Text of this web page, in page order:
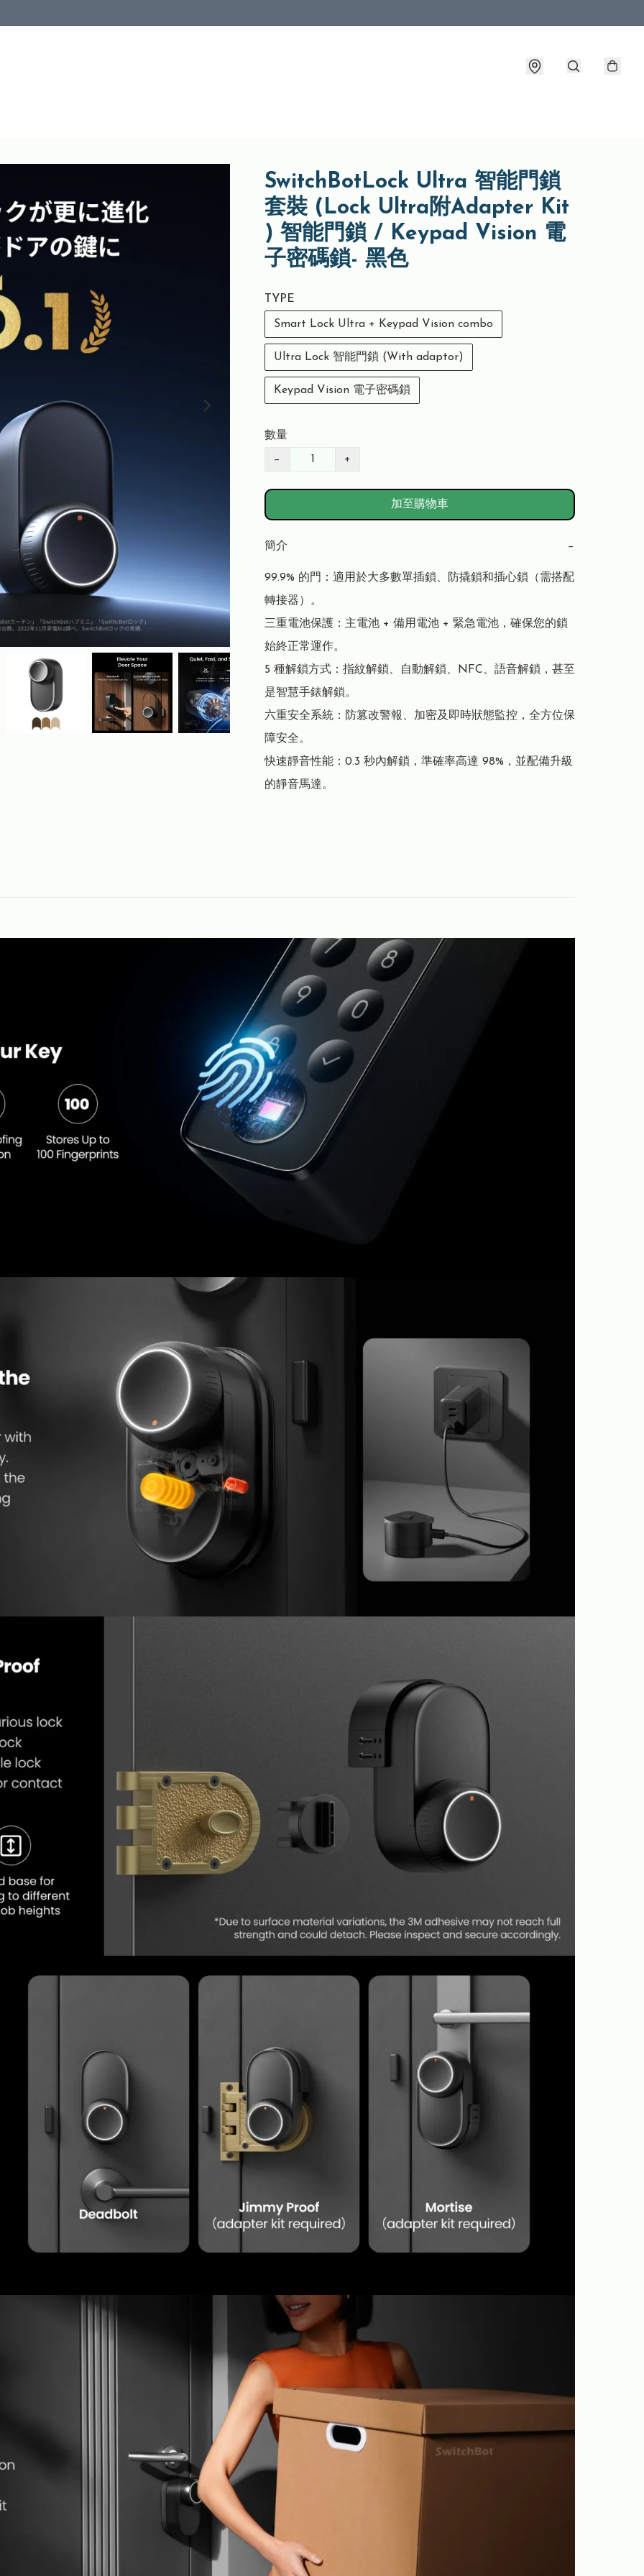
SwitchBotLock Ultra 智能門鎖
套裝 (Lock Ultra附Adapter Kit
) 智能門鎖 / Keypad Vision 電
子密碼鎖- 黑色
TYPE
Smart Lock Ultra + Keypad Vision combo
Ultra Lock 智能門鎖 (With adaptor)
Keypad Vision 電子密碼鎖
數量
− +
加至購物車
簡介 −
99.9% 的門：適用於大多數單插鎖、防撬鎖和插心鎖（需搭配
轉接器）。
三重電池保護：主電池 + 備用電池 + 緊急電池，確保您的鎖
始終正常運作。
5 種解鎖方式：指紋解鎖、自動解鎖、NFC、語音解鎖，甚至
是智慧手錶解鎖。
六重安全系統：防篡改警報、加密及即時狀態監控，全方位保
障安全。
快速靜音性能：0.3 秒內解鎖，準確率高達 98%，並配備升級
的靜音馬達。